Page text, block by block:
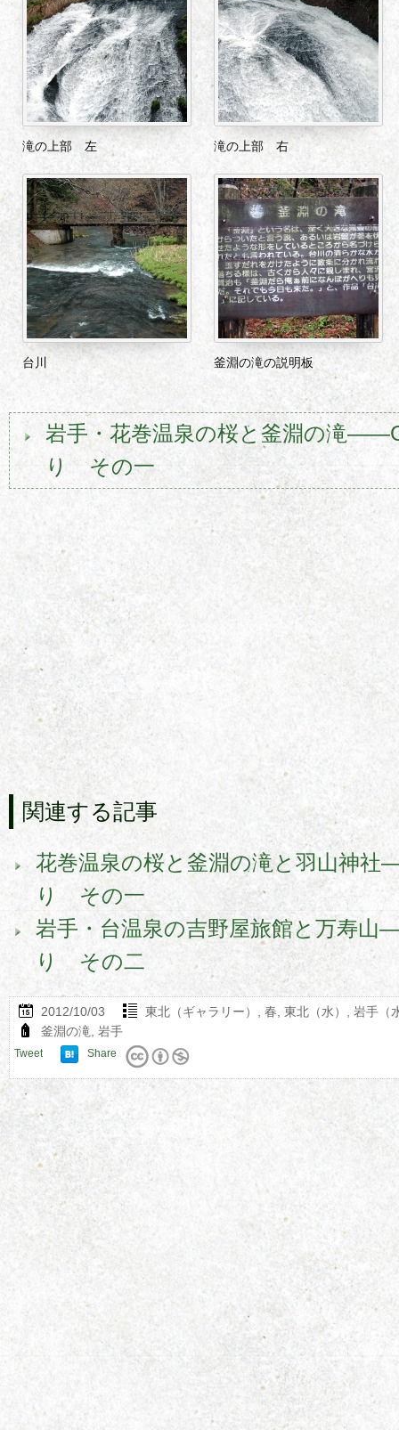
滝の上部 左 滝の上部 右
台川 釜淵の滝の説明板
岩手・花巻温泉の桜と釜淵の滝
り その一
関連する記事
花巻温泉の桜と釜淵の滝と羽山神
り その一
岩手・台温泉の吉野屋旅館と万寿
り その二
2012/10/03 東北（ギャラリー） 春 東北（水）
岩手（
釜淵の滝 岩手
Tweet Share